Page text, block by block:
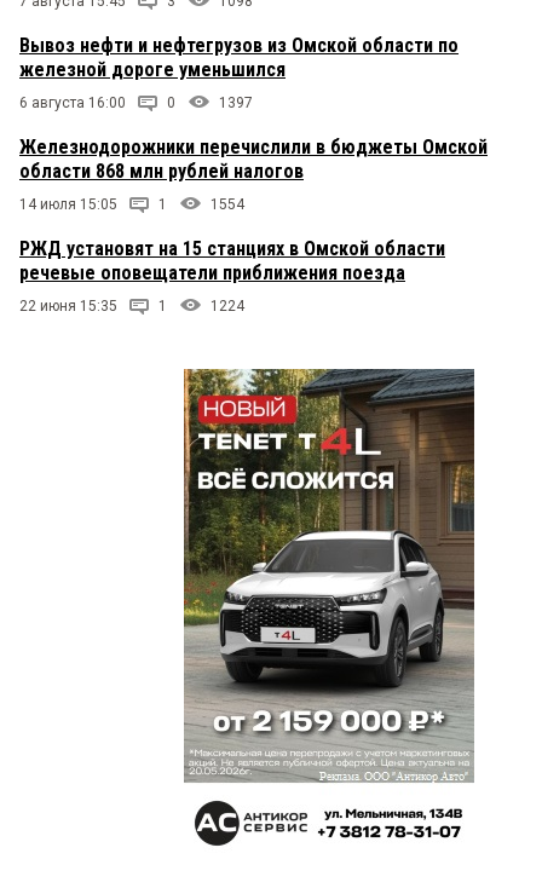
Вывоз нефти и нефтегрузов из Омской области по
железной дороге уменьшился
6 августа 16:00 0 1397
Железнодорожники перечислили в бюджеты Омской
области 868 млн рублей налогов
14 июля 15:05 1 1554
РЖД установят на 15 станциях в Омской области
речевые оповещатели приближения поезда
22 июня 15:35 1 1224